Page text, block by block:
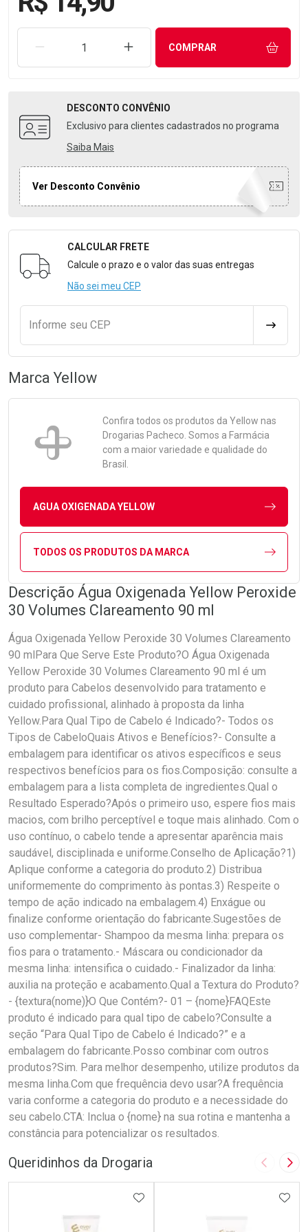
REMOVER UMA UNIDADEAUMENTAR UMA UNIDADE
COMPRAR
DESCONTO CONVÊNIO
Exclusivo para clientes cadastrados no programa
Saiba Mais
Ver Desconto Convênio
Formulário para Calcular o Frete
CALCULAR FRETE
Calcule o prazo e o valor das suas entregas
Não sei meu CEP
Informe seu CEP
Marca Yellow
Confira todos os produtos da Yellow nas
Drogarias Pacheco. Somos a Farmácia
com a maior variedade e qualidade do
Brasil.
AGUA OXIGENADA YELLOW
TODOS OS PRODUTOS DA MARCA
Descrição Água Oxigenada Yellow Peroxide
30 Volumes Clareamento 90 ml
Água Oxigenada Yellow Peroxide 30 Volumes Clareamento
90 mlPara Que Serve Este Produto?O Água Oxigenada
Yellow Peroxide 30 Volumes Clareamento 90 ml é um
produto para Cabelos desenvolvido para tratamento e
cuidado profissional, alinhado à proposta da linha
Yellow.Para Qual Tipo de Cabelo é Indicado?- Todos os
Tipos de CabeloQuais Ativos e Benefícios?- Consulte a
embalagem para identificar os ativos específicos e seus
respectivos benefícios para os fios.Composição: consulte a
embalagem para a lista completa de ingredientes.Qual o
Resultado Esperado?Após o primeiro uso, espere fios mais
macios, com brilho perceptível e toque mais alinhado. Com o
uso contínuo, o cabelo tende a apresentar aparência mais
saudável, disciplinada e uniforme.Conselho de Aplicação?1)
Aplique conforme a categoria do produto.2) Distribua
uniformemente do comprimento às pontas.3) Respeite o
tempo de ação indicado na embalagem.4) Enxágue ou
finalize conforme orientação do fabricante.Sugestões de
uso complementar- Shampoo da mesma linha: prepara os
fios para o tratamento.- Máscara ou condicionador da
mesma linha: intensifica o cuidado.- Finalizador da linha:
auxilia na proteção e acabamento.Qual a Textura do Produto?
- {textura(nome)}O Que Contém?- 01 – {nome}FAQEste
produto é indicado para qual tipo de cabelo?Consulte a
seção “Para Qual Tipo de Cabelo é Indicado?” e a
embalagem do fabricante.Posso combinar com outros
produtos?Sim. Para melhor desempenho, utilize produtos da
mesma linha.Com que frequência devo usar?A frequência
varia conforme a categoria do produto e a necessidade do
seu cabelo.CTA: Inclua o {nome} na sua rotina e mantenha a
constância para potencializar os resultados.
Queridinhos da Drogaria Imagem
ADICIONAR AOS FAVORITOS